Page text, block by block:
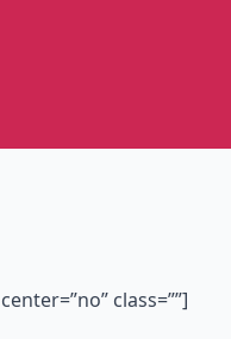
class=””]